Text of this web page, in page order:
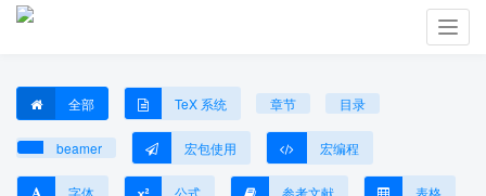
全部 TeX 系统 章节 目录
beamer 宏包使用 宏编程
字体 公式 参考文献 表格